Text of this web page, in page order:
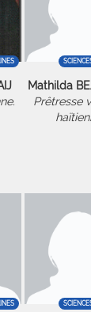
Mathilda
Prêtresse